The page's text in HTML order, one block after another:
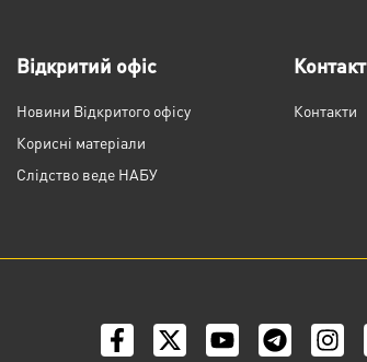
Відкритий офіс
Новини Відкритого офісу
Корисні матеріали
Слідство веде НАБУ
Контакти